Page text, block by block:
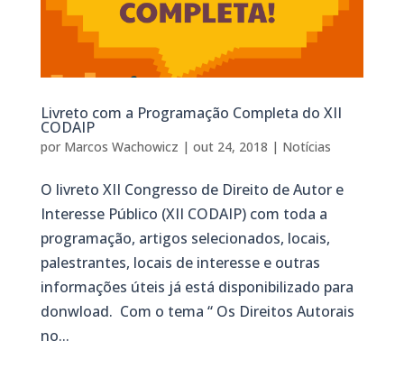
Livreto com a Programação Completa do XII
CODAIP
por Marcos Wachowicz | out 24, 2018 | Notícias
O livreto XII Congresso de Direito de Autor e
Interesse Público (XII CODAIP) com toda a
programação, artigos selecionados, locais,
palestrantes, locais de interesse e outras
informações úteis já está disponibilizado para
donwload. Com o tema “ Os Direitos Autorais
no...